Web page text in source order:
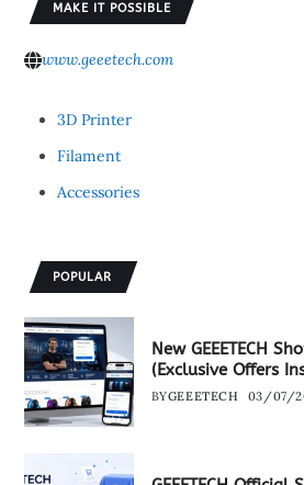
MAKE IT POSSIBLE
www.geeetech.com
3D Printer
Filament
Accessories
POPULAR
New GEEETECH
(Exclusive Offers
BYGEEETECH 03/07/